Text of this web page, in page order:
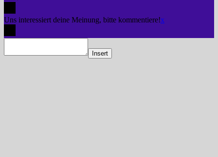
Uns interessiert deine Meinung, bitte kommentiere!x
Insert